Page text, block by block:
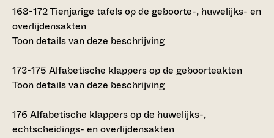
168-172Tienjarige tafels op de geboorte-, huwelijks- en
overlijdensakten
Toon details van deze beschrijving
173-175 Alfabetische klappers op de geboorteakten
Toon details van deze beschrijving
176 Alfabetische klappers op de huwelijks-,
echtscheidings- en overlijdensakten